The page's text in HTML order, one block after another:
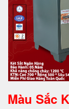
Màu Sắc